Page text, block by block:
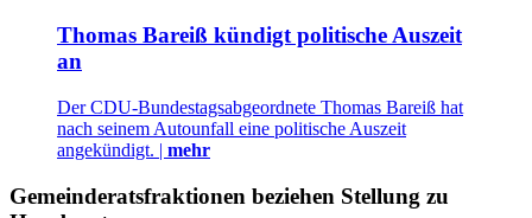
Thomas Bareiß kündigt politische Auszeit
an
Der CDU-Bundestagsabgeordnete Thomas Bareiß hat
nach seinem Autounfall eine politische Auszeit
angekündigt. | mehr
Gemeinderatsfraktionen beziehen Stellung zu